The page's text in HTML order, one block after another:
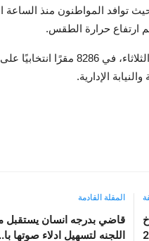
توافد المواطنون منذ الساعة
ارتفاع حرارة الطقس.
تجرى انتخابات مجلس الشيوخ 2025 داخل
المقلة القادمة
قاضي بدرجه انسان يستقبل
اللجنه لتسهيل ادلاء صوتها